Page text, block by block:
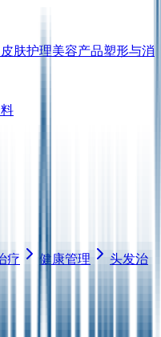
皮肤护理美容产品塑形与消
疗 健康管理
头发治